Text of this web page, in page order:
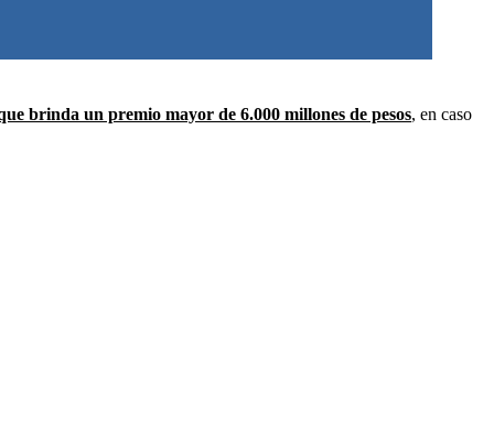
brinda un premio mayor de 6.000 millones de pesos, en caso